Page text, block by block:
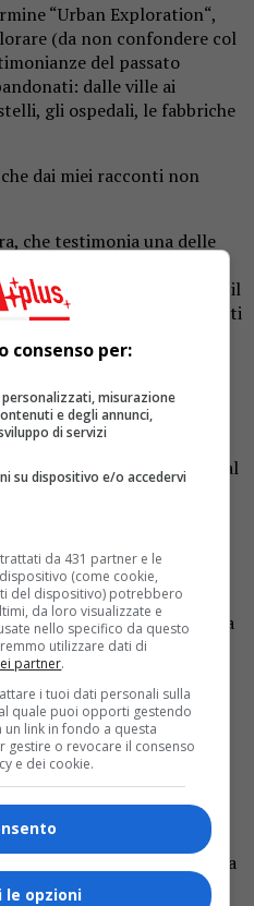
“Urban Exploration“,
(da non confondere col
del passato
dalle ville ai
gli ospedali, le fabbriche
dai miei racconti non
che testimonia una delle
i segnavia bianchi e
dell’edificio) si raggiunge il
“. Prima, però, sarete costretti
cinematografico,
che (a mio avviso)
“Indiana Jones”.
smetto coi film!
permette di avvicinarsi al
il sentiero
offerto dal getto
centinaio di metri dalla
lontano, sfruttando una
di una panchina. Il
Corre lungo una gola,
per poi “tuffarsi” nel
Per raggiungerlo
il cartello di legno,
da uno bianco e rosso
un tratto in salita) con
del tracciato è
che si susseguono alla fitta
consenso per:
misurazione
e degli annunci,
di servizi
su dispositivo e/o accedervi
da 431 partner e le
(come cookie,
del dispositivo) potrebbero
da loro visualizzate e
nello specifico da questo
utilizzare dati di
partner.
i tuoi dati personali sulla
quale puoi opporti gestendo
link in fondo a questa
gestire o revocare il consenso
e dei cookie.
le opzioni